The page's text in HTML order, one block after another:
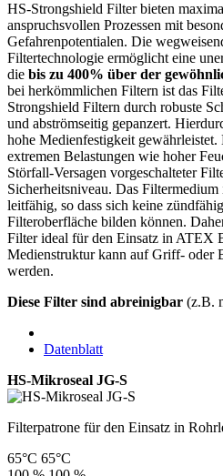
HS-Strongshield Filter bieten
anspruchsvollen Prozessen mit
Gefahrenpotentialen. Die
Filtertechnologie ermöglicht eine
die bis zu 400% über der
bei herkömmlichen Filtern ist das
Strongshield Filtern durch robuste
und abströmseitig gepanzert.
hohe Medienfestigkeit
extremen Belastungen wie hoher
Störfall-Versagen vorgeschalteter
Sicherheitsniveau. Das
leitfähig, so dass sich keine
Filteroberfläche bilden können.
Filter ideal für den Einsatz in ATEX
Medienstruktur kann auf Griff- oder
werden.
Diese Filter sind abreinigbar (z.B.
Datenblatt
HS-Mikroseal JG-S
Filterpatrone für den Einsatz in
65°C 65°C